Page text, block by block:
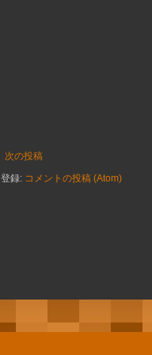
次の投稿
登録: コメントの投稿 (Atom)